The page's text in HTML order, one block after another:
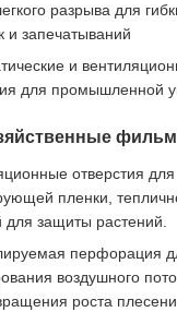
разрыва для
и запечатываний
и
для промышленной
отверстия для
пленки,
для защиты растений.
перфорация
воздушного
роста плесени.